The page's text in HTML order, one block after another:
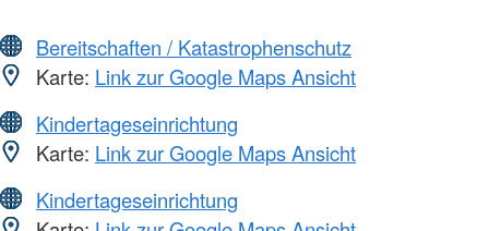
Bereitschaften / Katastrophenschutz
Karte: Link zur Google Maps Ansicht
Kindertageseinrichtung
Karte: Link zur Google Maps Ansicht
Kindertageseinrichtung